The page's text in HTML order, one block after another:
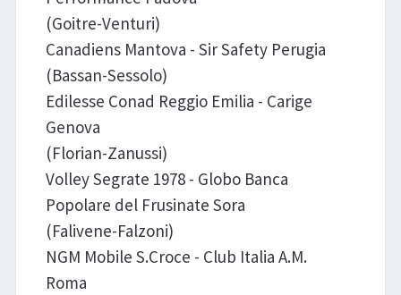
(Goitre-Venturi)
Canadiens Mantova - Sir Safety Perugia
(Bassan-Sessolo)
Edilesse Conad Reggio Emilia - Carige
Genova
(Florian-Zanussi)
Volley Segrate 1978 - Globo Banca
Popolare del Frusinate Sora
(Falivene-Falzoni)
NGM Mobile S.Croce - Club Italia A.M.
Roma